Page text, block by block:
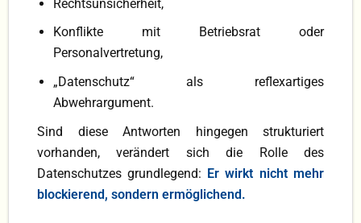
Rechtsunsicherheit,
Konflikte mit Betriebsrat oder
Personalvertretung,
„Datenschutz“ als reflexartiges
Abwehrargument.
Sind diese Antworten hingegen strukturiert
vorhanden, verändert sich die Rolle des
Datenschutzes grundlegend: Er wirkt nicht mehr
blockierend, sondern ermöglichend.